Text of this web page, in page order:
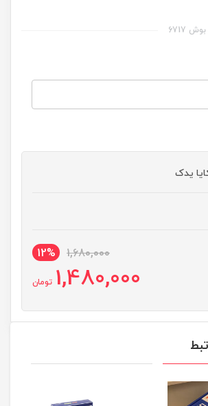
6717
یدک
1,680,000
12%
1,480,000 تومان